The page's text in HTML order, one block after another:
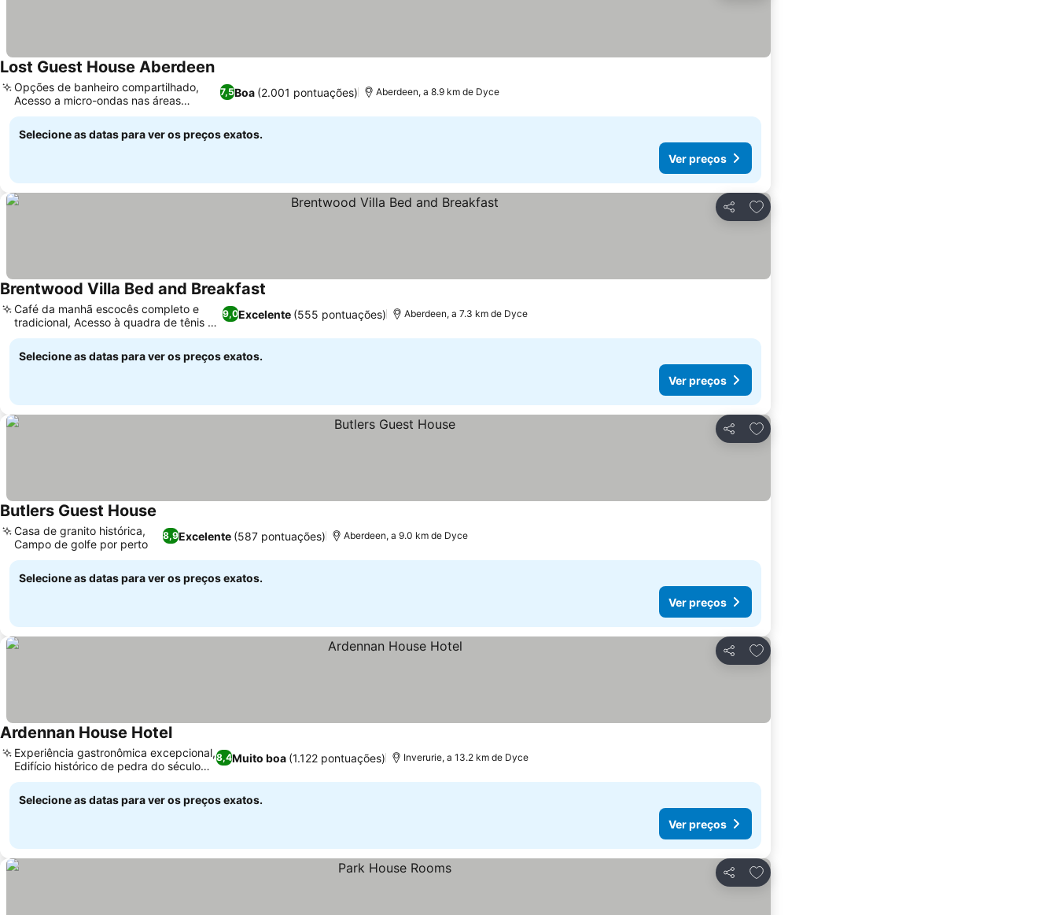
Lost Guest House Aberdeen
7,5Boa (2.001 pontuações)
Opções de banheiro compartilhado,
Acesso a micro-ondas nas áreas
comuns
Aberdeen, a 8.9 km de Dyce
Selecione as datas para ver os preços exatos.
Ver preços
Partilhar
Adicionar aos favoritos
Brentwood Villa Bed and Breakfast
9,0Excelente (555 pontuações)
Café da manhã escocês completo e
tradicional, Acesso à quadra de tênis ao
ar livre
Aberdeen, a 7.3 km de Dyce
Selecione as datas para ver os preços exatos.
Ver preços
Partilhar
Adicionar aos favoritos
Butlers Guest House
8,9Excelente (587 pontuações)
Casa de granito histórica,
Campo de golfe por perto
Aberdeen, a 9.0 km de Dyce
Selecione as datas para ver os preços exatos.
Ver preços
Partilhar
Adicionar aos favoritos
Ardennan House Hotel
8,4Muito boa (1.122 pontuações)
Experiência gastronômica excepcional,
Edifício histórico de pedra do século
XVIII
Inverurie, a 13.2 km de Dyce
Selecione as datas para ver os preços exatos.
Ver preços
Partilhar
Adicionar aos favoritos